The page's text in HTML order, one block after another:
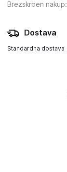
Brezskrben nakup:
Dostava
Standardna dostava